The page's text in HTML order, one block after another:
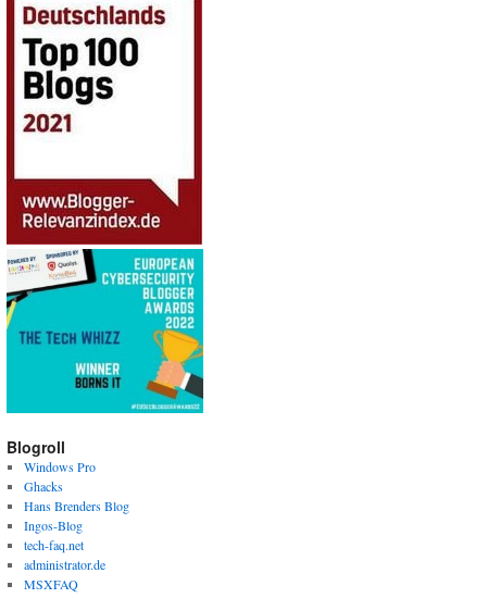
Blogroll
Windows Pro
Ghacks
Hans Brenders Blog
Ingos-Blog
tech-faq.net
administrator.de
MSXFAQ